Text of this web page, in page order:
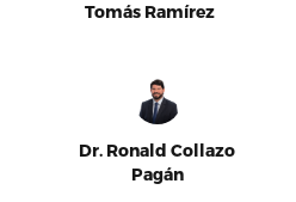
Tomás Ramírez
Dr. Ronald Collazo
Pagán